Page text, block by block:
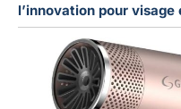
l’innovation pour visage